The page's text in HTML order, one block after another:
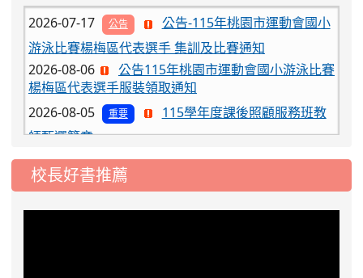
2026-07-17
公告
公告-115年桃園市運動會國小
游泳比賽楊梅區代表選手 集訓及比賽通知
2026-08-06
公告115年桃園市運動會國小游泳比賽
楊梅區代表選手服裝領取通知
2026-08-05
115學年度課後照顧服務班教
師甄選簡章
態編班結果公告
校長好書推薦